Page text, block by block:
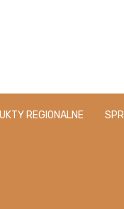
REGIONALNE